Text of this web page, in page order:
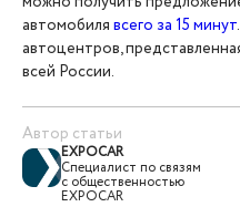
автомобиля всего за 15 минут
автоцентров,
всей России.
Автор статьи
EXPOCAR
Специалист по связям
с общественностью
EXPOCAR